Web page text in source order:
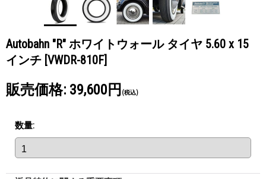
Autobahn "R" ホワイトウォール タイヤ 5.60 x 15
インチ [VWDR-810F]
販売価格: 39,600円 (税込)
数量: